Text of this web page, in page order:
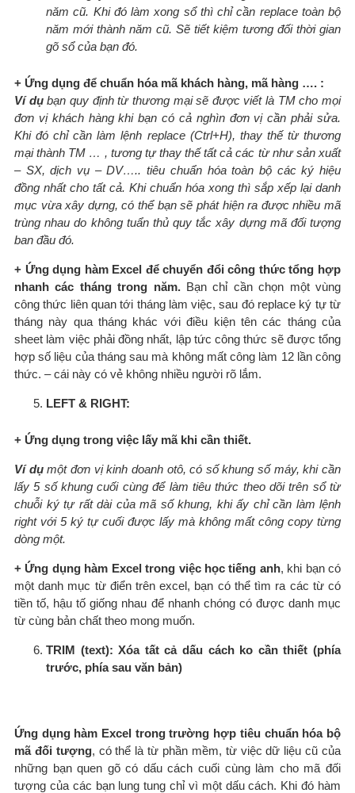
năm cũ. Khi đó làm xong sổ thì chỉ cần replace toàn bộ
năm mới thành năm cũ. Sẽ tiết kiệm tương đối thời gian
gõ sổ của bạn đó.
+ Ứng dụng để chuẩn hóa mã khách hàng, mã hàng …. :
Ví dụbạn quy định từ thương mại sẽ được viết là TM cho mọi
đơn vị khách hàng khi bạn có cả nghìn đơn vị cần phải sửa.
Khi đó chỉ cần làm lệnh replace (Ctrl+H), thay thế từ thương
mại thành TM … , tương tự thay thế tất cả các từ như sản xuất
– SX, dịch vụ – DV….. tiêu chuẩn hóa toàn bộ các ký hiệu
đồng nhất cho tất cả. Khi chuẩn hóa xong thì sắp xếp lại danh
mục vừa xây dựng, có thể bạn sẽ phát hiện ra được nhiều mã
trùng nhau do không tuẩn thủ quy tắc xây dựng mã đối tượng
ban đầu đó.
+ Ứng dụng hàm Excel để chuyển đổi công thức tổng hợp
nhanh các tháng trong năm.Bạn chỉ cần chọn một vùng
công thức liên quan tới tháng làm việc, sau đó replace ký tự từ
tháng này qua tháng khác với điều kiện tên các tháng của
sheet làm việc phải đồng nhất, lập tức công thức sẽ được tổng
hợp số liệu của tháng sau mà không mất công làm 12 lần công
thức. – cái này có vẻ không nhiều người rõ lắm.
LEFT & RIGHT:
+ Ứng dụng trong việc lấy mã khi cần thiết.
Ví dụmột đơn vị kinh doanh otô, có số khung số máy, khi cần
lấy 5 số khung cuối cùng để làm tiêu thức theo dõi trên sổ từ
chuỗi ký tự rất dài của mã số khung, khi ấy chỉ cần làm lệnh
right với 5 ký tự cuối được lấy mà không mất công copy từng
dòng một.
+ Ứng dụng hàm Excel trong việc học tiếng anh, khi bạn có
một danh mục từ điển trên excel, bạn có thể tìm ra các từ có
tiền tố, hậu tố giống nhau để nhanh chóng có được danh mục
từ cùng bản chất theo mong muốn.
TRIM (text): Xóa tất cả dấu cách ko cần thiết (phía
trước, phía sau văn bản)
Ứng dụng hàm Excel trong trường hợp tiêu chuẩn hóa bộ
mã đối tượng, có thể là từ phần mềm, từ việc dữ liệu cũ của
những bạn quen gõ có dấu cách cuối cùng làm cho mã đối
tượng của các bạn lung tung chỉ vì một dấu cách. Khi đó hàm